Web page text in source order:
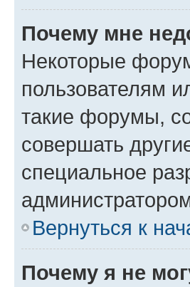
Почему мне
Некоторые
пользователям
такие форумы,
совершать
специальное
Вернуться к
Почему я не